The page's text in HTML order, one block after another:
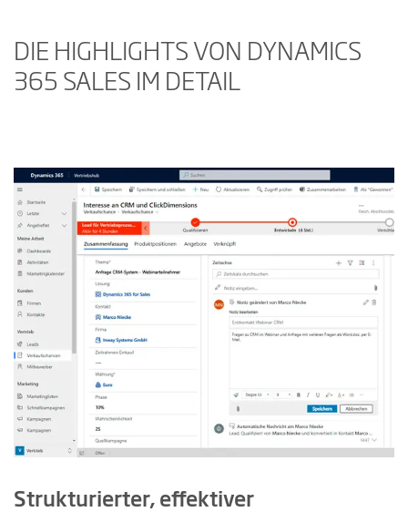
DIE HIGHLIGHTS VON DYNAMICS
365 SALES IM DETAIL
Strukturierter, effektiver